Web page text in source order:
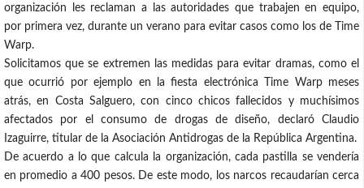
organización les reclaman a las autoridades que trabajen en equipo,
por primera vez, durante un verano para evitar casos como los de Time
Warp.
Solicitamos que se extremen las medidas para evitar dramas, como el
que ocurrió por ejemplo en la fiesta electrónica Time Warp meses
atrás, en Costa Salguero, con cinco chicos fallecidos y muchísimos
afectados por el consumo de drogas de diseño, declaró Claudio
Izaguirre, titular de la Asociación Antidrogas de la República Argentina.
De acuerdo a lo que calcula la organización, cada pastilla se vendería
en promedio a 400 pesos. De este modo, los narcos recaudarían cerca